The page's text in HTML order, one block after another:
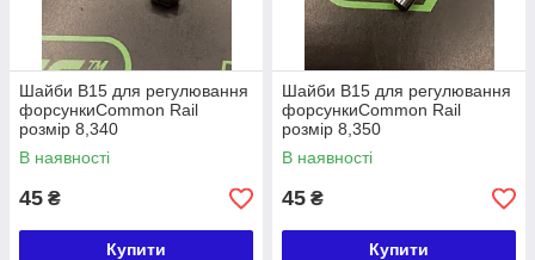
Шайби B15 для регулювання
форсункиCommon Rail
розмір 8,340
В наявності
45 ₴
Купити
Шайби B15 для регулювання
форсункиCommon Rail
розмір 8,350
В наявності
45 ₴
Купити